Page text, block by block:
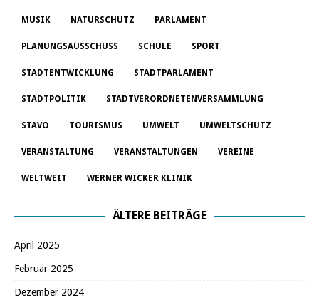
MUSIK NATURSCHUTZ PARLAMENT
PLANUNGSAUSSCHUSS SCHULE SPORT
STADTENTWICKLUNG STADTPARLAMENT
STADTPOLITIK STADTVERORDNETENVERSAMMLUNG
STAVO TOURISMUS UMWELT UMWELTSCHUTZ
VERANSTALTUNG VERANSTALTUNGEN VEREINE
WELTWEIT WERNER WICKER KLINIK
ÄLTERE BEITRÄGE
April 2025
Februar 2025
Dezember 2024